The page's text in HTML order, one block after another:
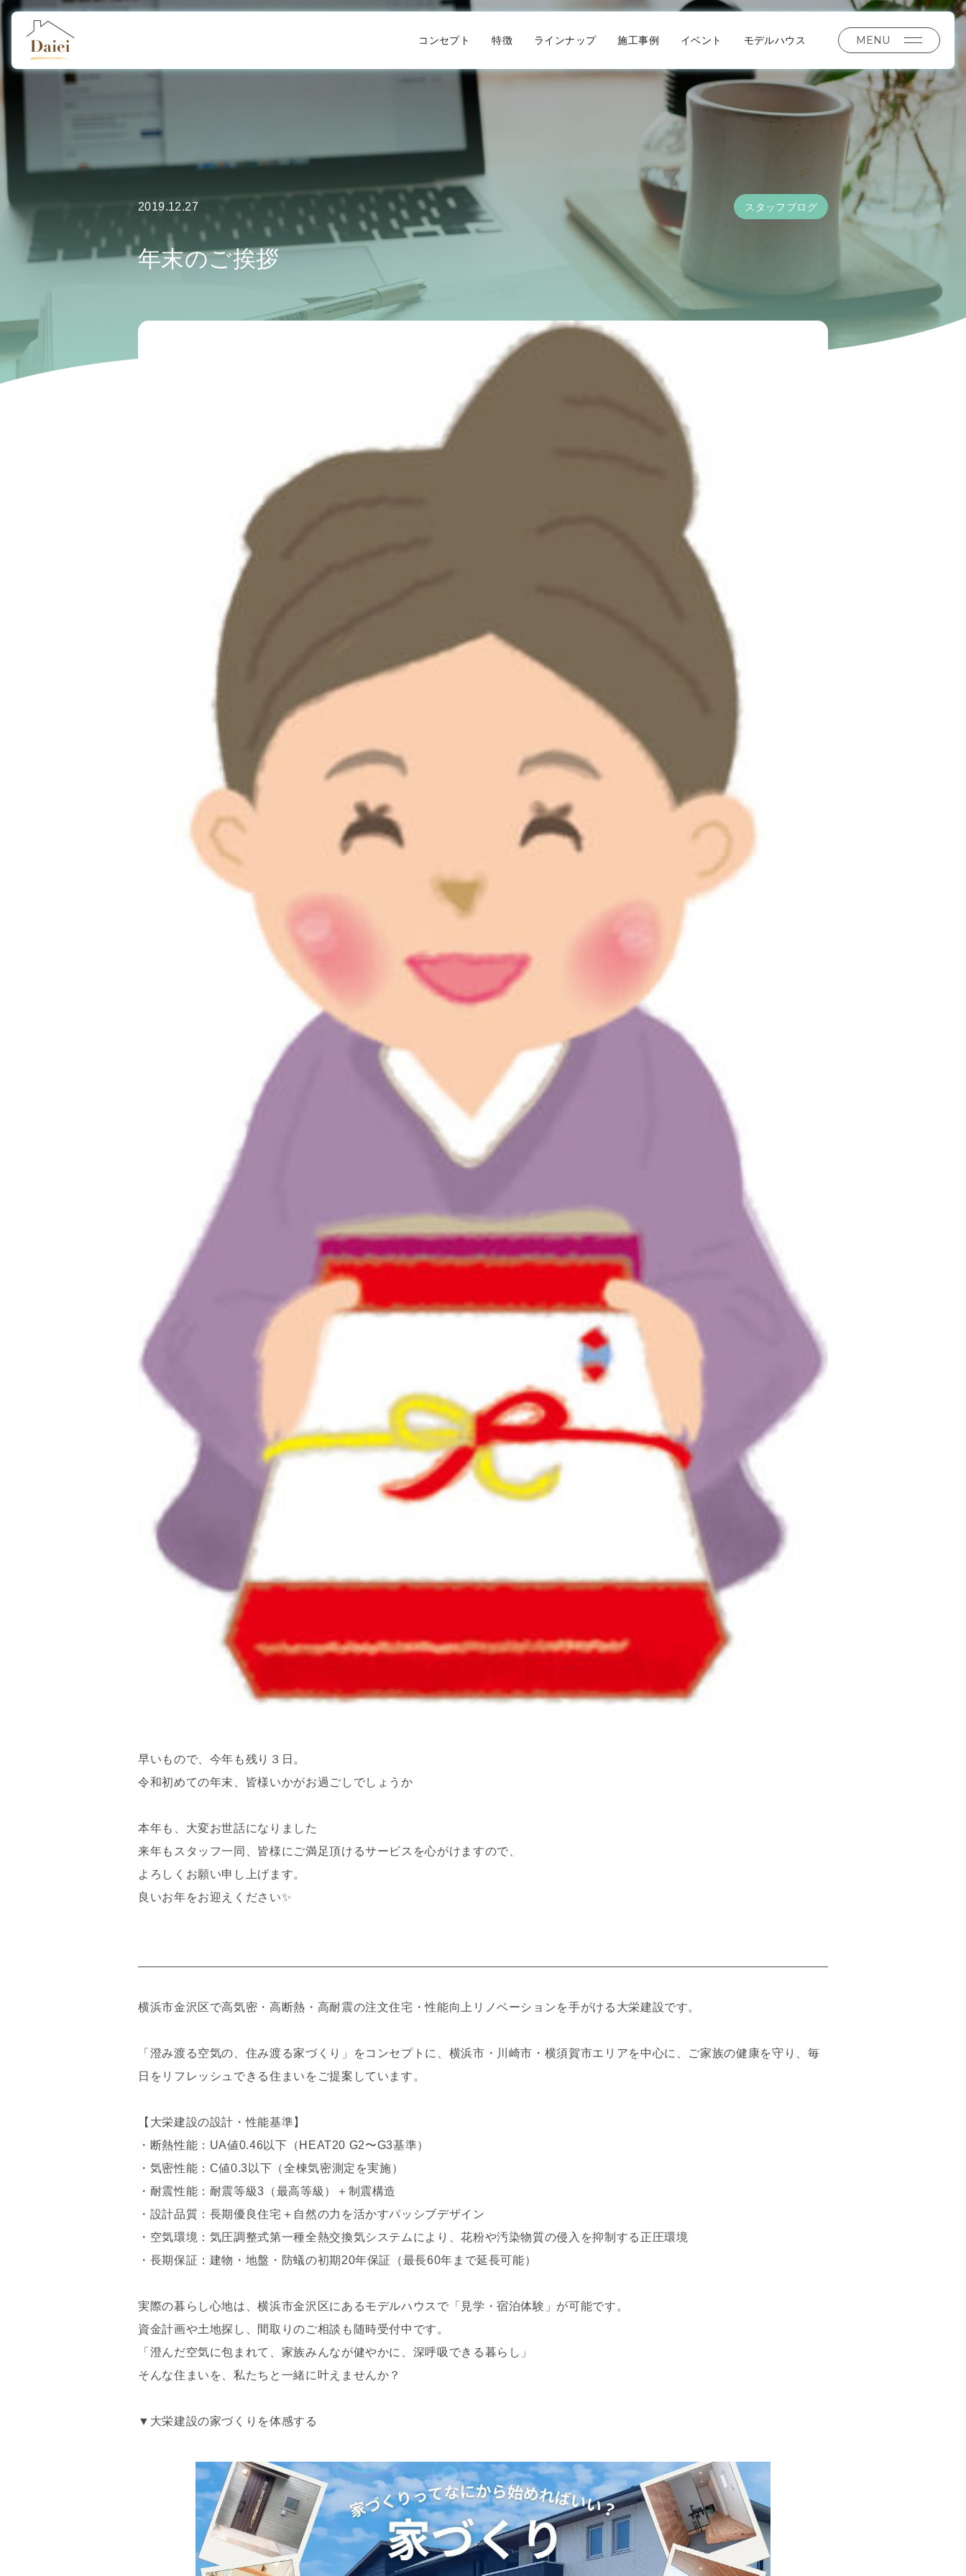
コンセプト 特徴 ラインナップ 施工事例 イベント モデルハウス MENU
2019.12.27 スタッフブログ
年末のご挨拶
早いもので、今年も残り３日。
令和初めての年末、皆様いかがお過ごしでしょうか
本年も、大変お世話になりました
来年もスタッフ一同、皆様にご満足頂けるサービスを心がけますので、
よろしくお願い申し上げます。
良いお年をお迎えください✨
横浜市金沢区で高気密・高断熱・高耐震の注文住宅・性能向上リノベーションを手がける大栄建設です。
「澄み渡る空気の、住み渡る家づくり」をコンセプトに、横浜市・川崎市・横須賀市エリアを中心に、ご家族の健康を守り、毎
日をリフレッシュできる住まいをご提案しています。
【大栄建設の設計・性能基準】
・断熱性能：UA値0.46以下（HEAT20 G2〜G3基準）
・気密性能：C値0.3以下（全棟気密測定を実施）
・耐震性能：耐震等級3（最高等級）＋制震構造
・設計品質：長期優良住宅＋自然の力を活かすパッシブデザイン
・空気環境：気圧調整式第一種全熱交換気システムにより、花粉や汚染物質の侵入を抑制する正圧環境
・長期保証：建物・地盤・防蟻の初期20年保証（最長60年まで延長可能）
実際の暮らし心地は、横浜市金沢区にあるモデルハウスで「見学・宿泊体験」が可能です。
資金計画や土地探し、間取りのご相談も随時受付中です。
「澄んだ空気に包まれて、家族みんなが健やかに、深呼吸できる暮らし」
そんな住まいを、私たちと一緒に叶えませんか？
▼大栄建設の家づくりを体感する